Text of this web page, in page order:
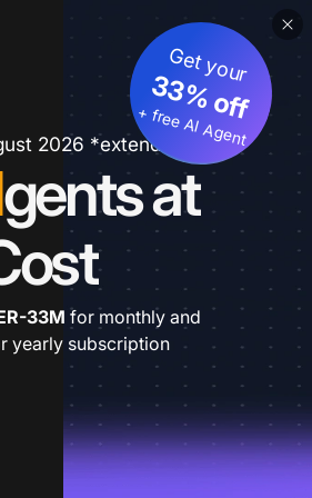
2026 *extended
gents at
Get your
33% off
+ free AI Agent
33M for monthly and
yearly subscription